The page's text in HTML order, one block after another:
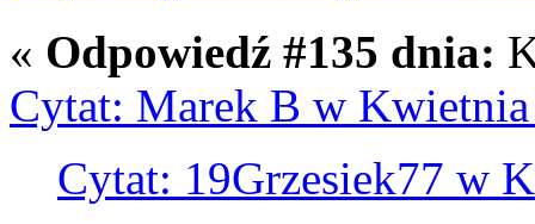
« Odpowiedź #135 dnia:
Cytat: Marek B w
Cytat: 19Grzesiek77 w